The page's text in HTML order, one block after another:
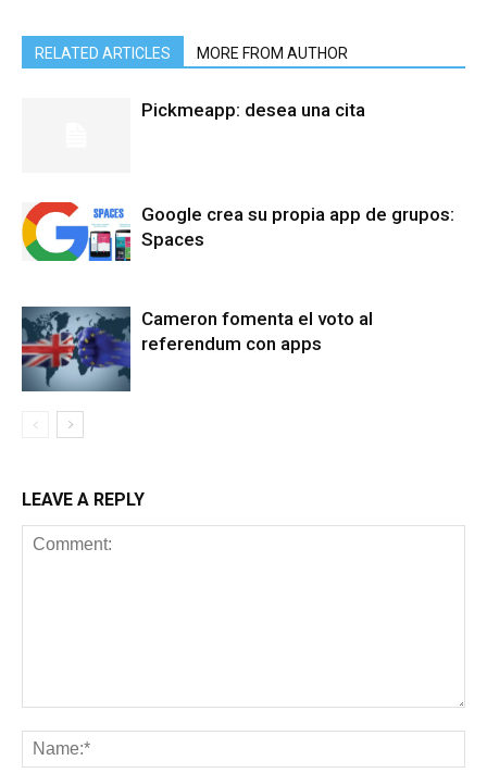
RELATED ARTICLES MORE FROM AUTHOR
Pickmeapp: desea una cita
Google crea su propia app de grupos:
Spaces
Cameron fomenta el voto al
referendum con apps
LEAVE A REPLY